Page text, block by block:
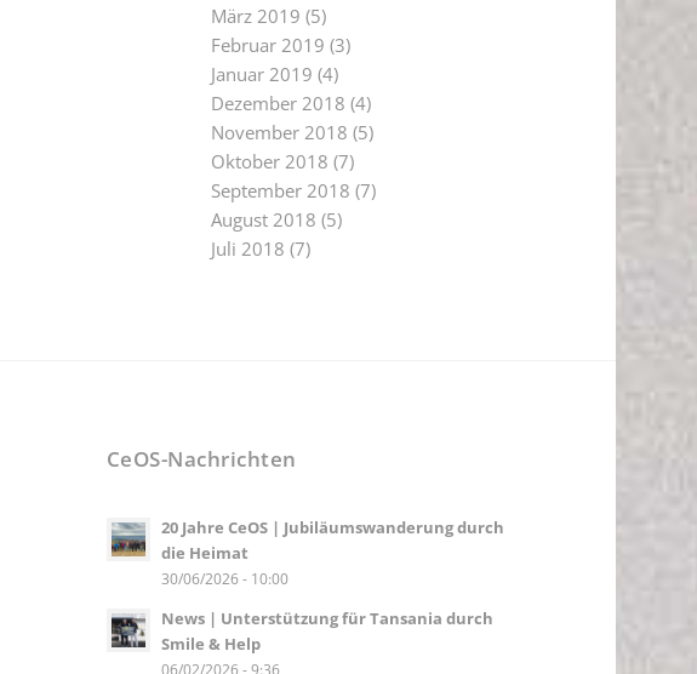
März 2019 (5)
Februar 2019 (3)
Januar 2019 (4)
Dezember 2018 (4)
November 2018 (5)
Oktober 2018 (7)
September 2018 (7)
August 2018 (5)
Juli 2018 (7)
CeOS-Nachrichten
20 Jahre CeOS | Jubiläumswanderung durch
die Heimat
30/06/2026 - 10:00
News | Unterstützung für Tansania durch
Smile & Help
06/02/2026 - 9:36